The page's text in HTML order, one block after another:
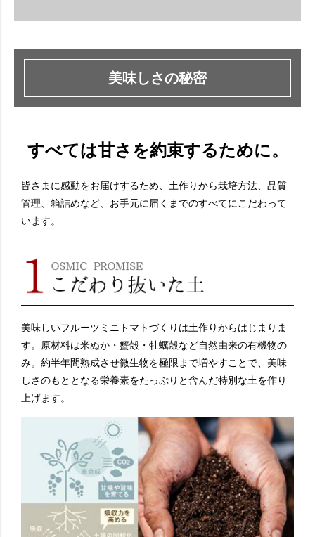
美味しさの秘密
すべては甘さを約束するために。
皆さまに感動をお届けするため、土作りから栽培方法、品質
管理、箱詰めなど、お手元に届くまでのすべてにこだわって
います。
美味しいフルーツミニトマトづくりは土作りからはじまりま
す。原材料は米ぬか・蟹殻・牡蠣殻など自然由来の有機物の
み。約半年間熟成させ微生物を極限まで増やすことで、美味
しさのもととなる栄養素をたっぷりと含んだ特別な土を作り
上げます。